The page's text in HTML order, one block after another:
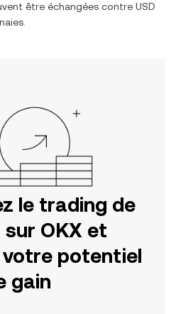
être échangées contre USD
le trading de
OKX et
votre potentiel
gain